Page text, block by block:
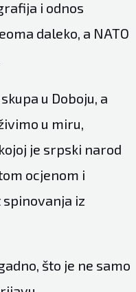
i odnos
daleko, a NATO
u Doboju, a
u miru,
je srpski narod
ocjenom i
iz
što je ne samo